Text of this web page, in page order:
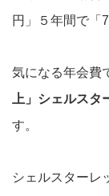
円」５年間で「
気になる年会費
上」シェルス
す。
シェルスターレ